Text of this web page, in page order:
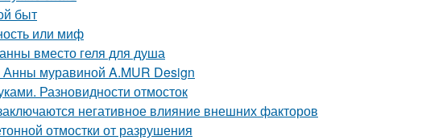
быт
или миф
вместо геля для душа
муравиной A.MUR Design
Разновидности отмосток
негативное влияние внешних факторов
отмостки от разрушения